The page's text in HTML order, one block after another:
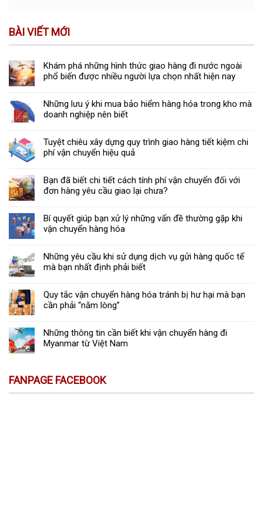
BÀI VIẾT MỚI
Khám phá những hình thức giao hàng đi nước ngoài
phổ biến được nhiều người lựa chọn nhất hiện nay
Những lưu ý khi mua bảo hiểm hàng hóa trong kho mà
doanh nghiệp nên biết
Tuyệt chiêu xây dựng quy trình giao hàng tiết kiệm chi
phí vận chuyển hiệu quả
Bạn đã biết chi tiết cách tính phí vận chuyển đối với
đơn hàng yêu cầu giao lại chưa?
Bí quyết giúp bạn xử lý những vấn đề thường gặp khi
vận chuyển hàng hóa
Những yêu cầu khi sử dụng dịch vụ gửi hàng quốc tế
mà bạn nhất định phải biết
Quy tắc vận chuyển hàng hóa tránh bị hư hại mà bạn
cần phải “nằm lòng”
Những thông tin cần biết khi vận chuyển hàng đi
Myanmar từ Việt Nam
FANPAGE FACEBOOK